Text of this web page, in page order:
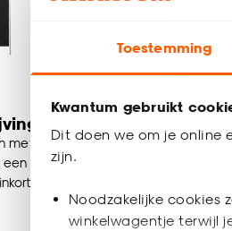
Toestemming
Kwantum gebruikt
Dit doen we om je online
zijn.
Noodzakelijke cookies
winkelwagentje terwijl
met meekleurende achterzijde.
vochtige doek te reinigen. Incl.